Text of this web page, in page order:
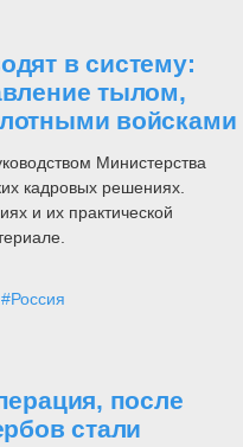
в систему:
тылом,
войсками
Министерства
кадровых решениях.
и их практической
#Россия
после
стали